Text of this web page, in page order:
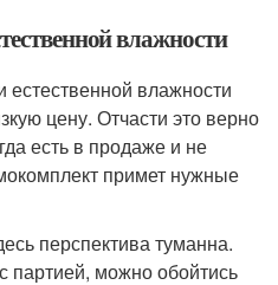
влажности
влажности
цену. Отчасти это верно
есть в продаже и не
примет нужные
перспектива туманна.
партией, можно обойтись